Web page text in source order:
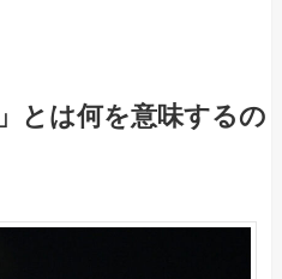
とは何を意味するの